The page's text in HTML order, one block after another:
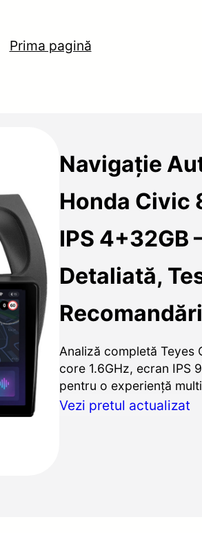
Prima pagină
Navigație
Honda Civic
IPS 4+32GB
Detaliată,
Recomandări
Analiză completă Teyes
core 1.6GHz, ecran IPS
pentru o experiență
Vezi pretul actualizat